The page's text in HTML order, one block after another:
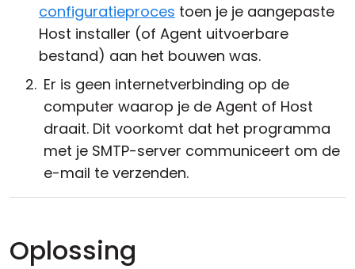
configuratieproces toen je je aangepaste
Host installer (of Agent uitvoerbare
bestand) aan het bouwen was.
Er is geen internetverbinding op de
computer waarop je de Agent of Host
draait. Dit voorkomt dat het programma
met je SMTP-server communiceert om de
e-mail te verzenden.
Oplossing